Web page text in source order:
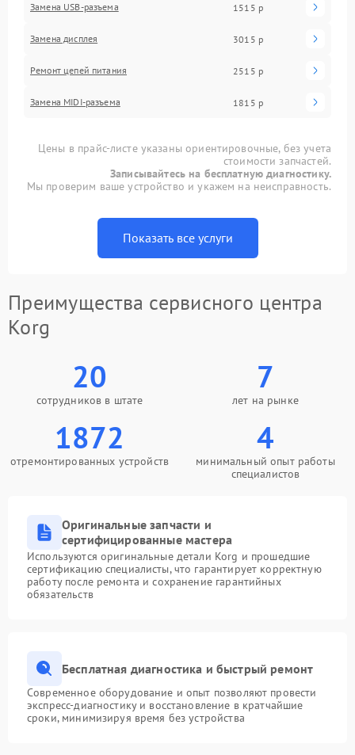
Замена USB-разъема 1515 р
Замена дисплея 3015 р
Ремонт цепей питания 2515 р
Замена MIDI-разъема 1815 р
Цены в прайс-листе указаны ориентировочные, без учета
стоимости запчастей.
Записывайтесь на бесплатную диагностику.
Мы проверим ваше устройство и укажем на неисправность.
Показать все услуги
Преимущества сервисного центра
Korg
20
сотрудников в штате
7
лет на рынке
1872
отремонтированных устройств
4
минимальный опыт работы
специалистов
Оригинальные запчасти и
сертифицированные мастера
Используются оригинальные детали Korg и прошедшие
сертификацию специалисты, что гарантирует корректную
работу после ремонта и сохранение гарантийных
обязательств
Бесплатная диагностика и быстрый ремонт
Современное оборудование и опыт позволяют провести
экспресс-диагностику и восстановление в кратчайшие
сроки, минимизируя время без устройства